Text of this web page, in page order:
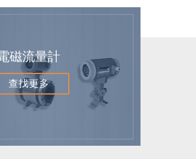
磁流量計
查找更多